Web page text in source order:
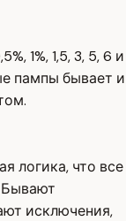
1%, 1,5, 3, 5, 6 и
пампы бывает и
логика, что все
Бывают
исключения,